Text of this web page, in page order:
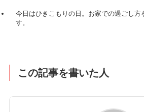
今日はひきこもりの日。お家での過ごし方
す。
この記事を書いた人